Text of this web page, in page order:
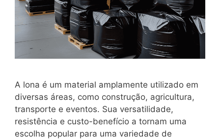
A lona é um material amplamente utilizado em
diversas áreas, como construção, agricultura,
transporte e eventos. Sua versatilidade,
resistência e custo-benefício a tornam uma
escolha popular para uma variedade de